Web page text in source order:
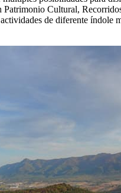
Patrimonio Cultural,
de diferente índole